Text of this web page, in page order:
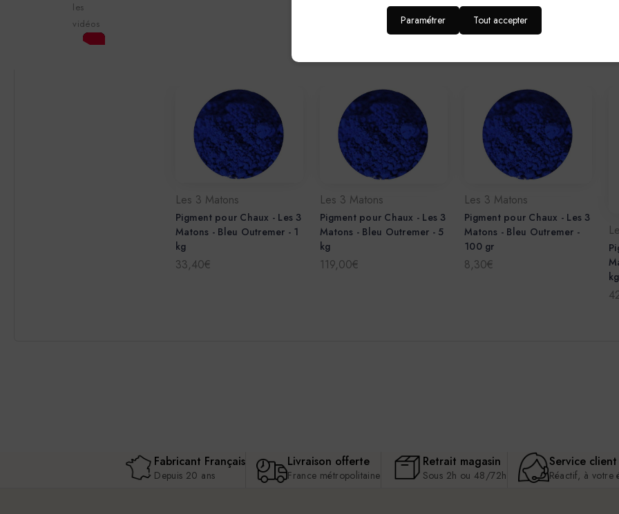
les
vidéos
Les 3 Matons
Pigment pour Chaux - Les 3
Matons - Bleu Outremer - 1
kg
33,40€
Les 3 Matons
Pigment pour Chaux - Les 3
Matons - Bleu Outremer - 5
kg
119,00€
Les 3 Matons
Pigment pour Chaux - Les 3
Matons - Bleu Outremer -
100 gr
8,30€
kg
Fabricant Français
Depuis 20 ans
Livraison offerte
France métropolitaine
Retrait magasin
Sous 2h ou 48/72h
Service client
Réactif, à votre
Paramétrer Tout accepter